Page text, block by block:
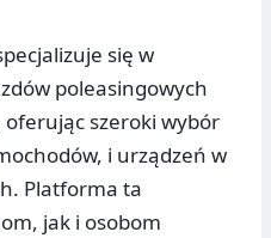
się w
poleasingowych
szeroki wybór
i urządzeń w
Platforma ta
jak i osobom